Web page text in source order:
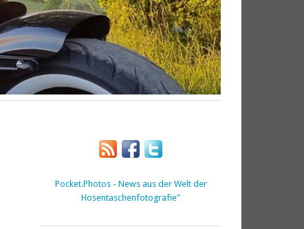
Pocket.Photos - News aus der Welt der
Hosentaschenfotografie"